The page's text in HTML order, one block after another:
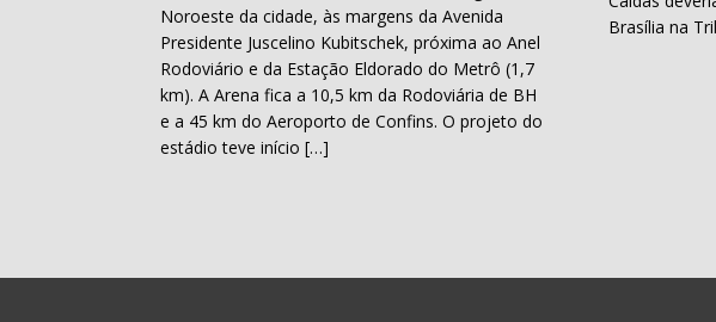
Noroeste da cidade, às margens da Avenida
Presidente Juscelino Kubitschek, próxima ao Anel
Rodoviário e da Estação Eldorado do Metrô (1,7
km). A Arena fica a 10,5 km da Rodoviária de BH
e a 45 km do Aeroporto de Confins. O projeto do
estádio teve início […]
Brasília na